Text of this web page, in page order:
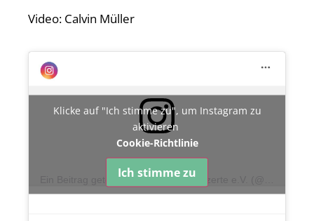
Video: Calvin Müller
Klicke auf "Ich stimme zu", um Instagram zu
aktivieren
Cookie-Richtlinie
Ich stimme zu